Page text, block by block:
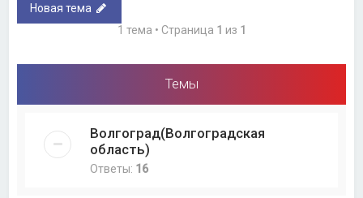
Новая тема
1 тема • Страница 1 из 1
Темы
Волгоград(Волгоградская
область)
Ответы: 16